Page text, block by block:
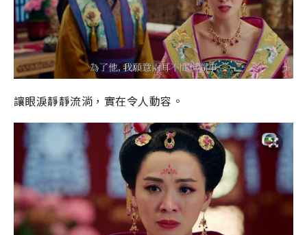
讓眼淚靜靜流淌，實在令人動容。